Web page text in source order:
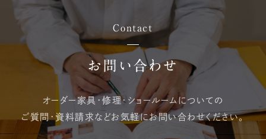
Contact
お問い合わせ
オーダー家具・修理・ ショールームについての
ご質問・資料請求などお気軽にお問い合わせください。